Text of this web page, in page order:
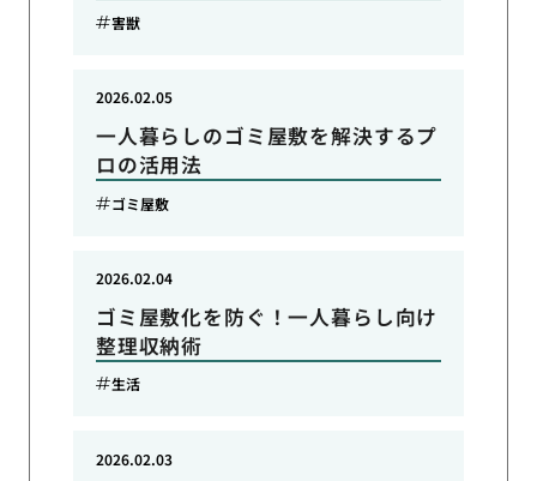
害獣
一人暮らしのゴミ屋敷を解決するプ
ロの活用法
2026.02.05
ゴミ屋敷
ゴミ屋敷化を防ぐ！一人暮らし向け
整理収納術
2026.02.04
生活
2026.02.03